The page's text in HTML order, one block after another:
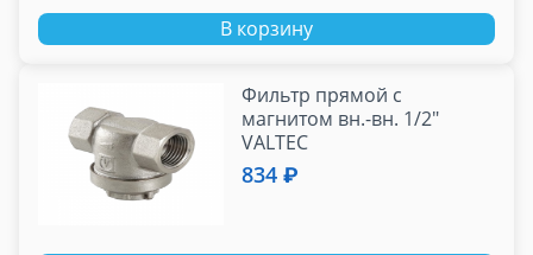
В корзину
Фильтр прямой c
магнитом вн.-вн. 1/2"
VALTEC
834 ₽